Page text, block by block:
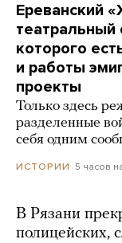
Ереванский
которого
и работы
проекты
Только здесь
разделенные
себя одним
ИСТОРИИ 5 часов
В Рязани
полицейских,